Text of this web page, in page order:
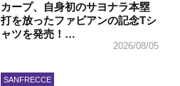
カープ、自身初のサヨナラ本塁
打を放ったファビアンの記念Tシ
ャツを発売！…
2026/08/05
SANFRECCE